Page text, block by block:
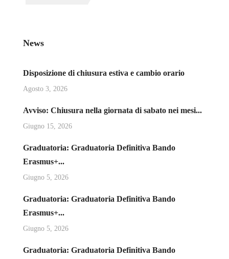
News
Disposizione di chiusura estiva e cambio orario
Agosto 3, 2026
Avviso: Chiusura nella giornata di sabato nei mesi...
Giugno 15, 2026
Graduatoria: Graduatoria Definitiva Bando
Erasmus+...
Giugno 5, 2026
Graduatoria: Graduatoria Definitiva Bando
Erasmus+...
Giugno 5, 2026
Graduatoria: Graduatoria Definitiva Bando